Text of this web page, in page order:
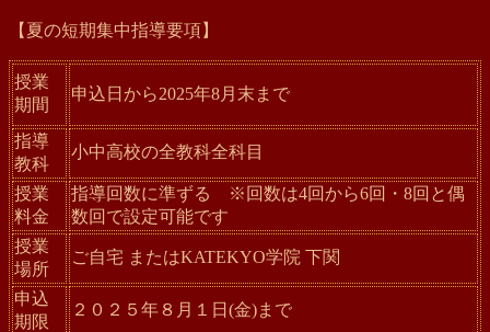
【夏の短期集中指導要項】
授業
期間
申込日から2025年8月末まで
指導
教科
小中高校の全教科全科目
授業
料金
指導回数に準ずる ※回数は4回から6回・8回と偶
数回で設定可能です
授業
場所
ご自宅 またはKATEKYO学院 下関
申込
期限
２０２５年８月１日(金)まで